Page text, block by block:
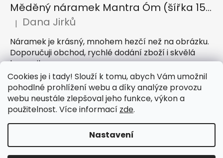
Cookies je i tady! Slouží k tomu, abych Vám umožnil
pohodlné prohlížení webu a díky analýze provozu
webu neustále zlepšoval jeho funkce, výkon a
použitelnost. Více informací zde.
Nastavení
Měděný náramek Mantra Óm (šířka 15 mm)
Hodnocení produktu je 5 z 5 hvězdiček.
| Dana Jirků
Náramek je krásný, mnohem hezčí než na obrázku.
Doporučuji obchod, rychlé dodání zboží i skvělá
komunikace
Hodnocení produktu je 5 z 5 hvězdiček.
| Petra Hejátková